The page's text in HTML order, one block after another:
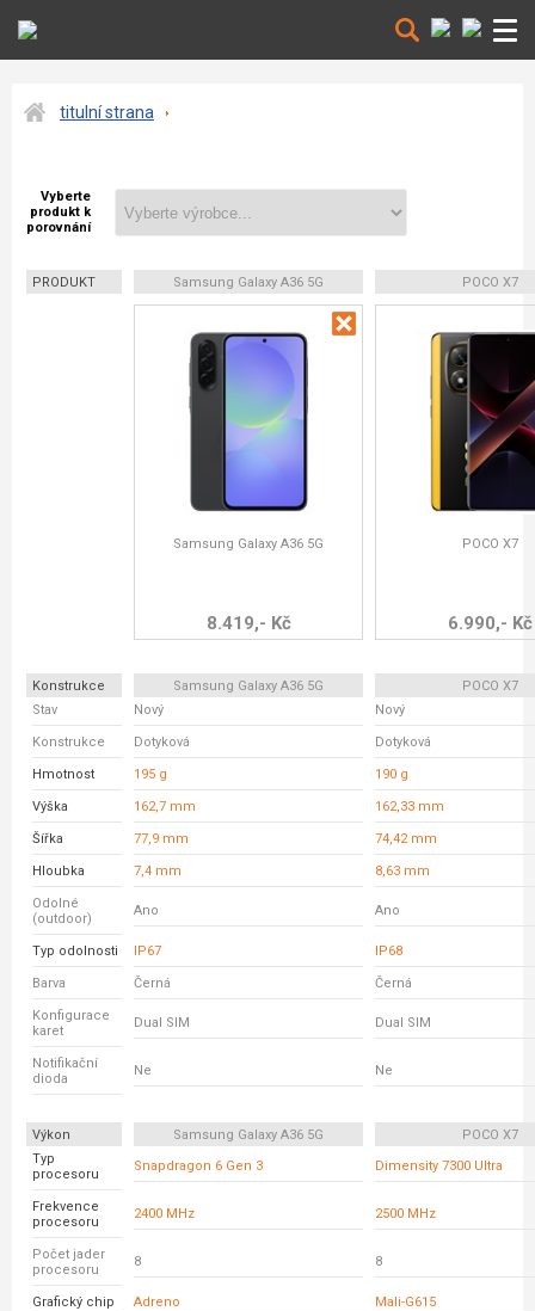
titulní strana
Vyberte
produkt k
porovnání
PRODUKT Samsung Galaxy A36 5G POCO X7
Samsung Galaxy A36 5G
8.419,- Kč
POCO X7
6.990,- Kč
Konstrukce Samsung Galaxy A36 5G
POCO X7
Stav
Nový Nový
Konstrukce Dotyková Dotyková
Hmotnost 195 g 190 g
Výška 162,7 mm 162,33 mm
Šířka 77,9 mm 74,42 mm
Hloubka 7,4 mm 8,63 mm
Odolné
(outdoor)
Ano Ano
Typ odolnosti IP67 IP68
Barva Černá Černá
Konfigurace
karet
Dual SIM Dual SIM
Notifikační
dioda
Ne Ne
Výkon Samsung Galaxy A36 5G
POCO X7
Typ
procesoru
Snapdragon 6 Gen 3 Dimensity 7300 Ultra
Frekvence
procesoru
2400 MHz 2500 MHz
Počet jader
procesoru
8 8
Grafický chip Adreno Mali-G615